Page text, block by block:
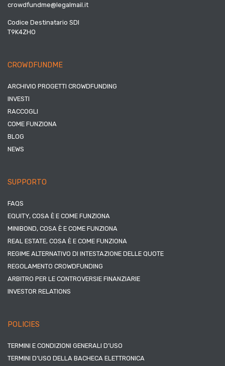
crowdfundme@legalmail.it
Codice Destinatario SDI
T9K4ZHO
CROWDFUNDME
ARCHIVIO PROGETTI CROWDFUNDING
INVESTI
RACCOGLI
COME FUNZIONA
BLOG
NEWS
SUPPORTO
FAQS
EQUITY, COSA È E COME FUNZIONA
MINIBOND, COSA È E COME FUNZIONA
REAL ESTATE, COSA È E COME FUNZIONA
REGIME ALTERNATIVO DI INTESTAZIONE DELLE QUOTE
REGOLAMENTO CROWDFUNDING
ARBITRO PER LE CONTROVERSIE FINANZIARIE
INVESTOR RELATIONS
POLICIES
TERMINI E CONDIZIONI GENERALI D’USO
TERMINI D’USO DELLA BACHECA ELETTRONICA